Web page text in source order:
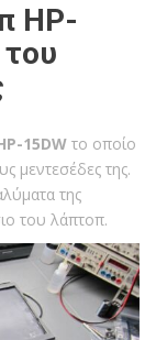
HP-
15DW το οποίο
μεντεσέδες της.
της
του λάπτοπ.